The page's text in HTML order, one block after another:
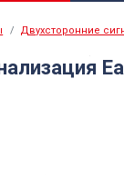
Двухсторонние